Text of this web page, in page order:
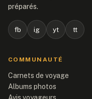
préparés.
fb ig yt tt
COMMUNAUTÉ
Carnets de voyage
Albums photos